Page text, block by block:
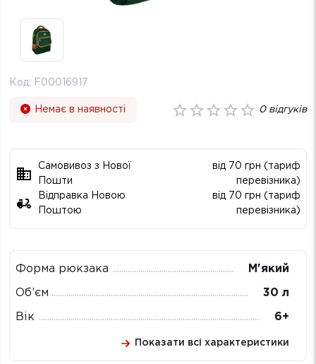
Код: F00016917
Немає в наявності 0відгуків
Самовивоз з Нової
Пошти
від 70 грн (тариф
перевізника)
Відправка Новою
Поштою
від 70 грн (тариф
перевізника)
Форма рюкзака М'який
Об’єм 30 л
Вік 6+
Показати всі характеристики